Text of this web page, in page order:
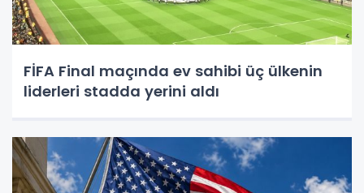
FİFA Final maçında ev sahibi üç ülkenin
liderleri stadda yerini aldı